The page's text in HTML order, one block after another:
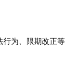
行为、限期改正等